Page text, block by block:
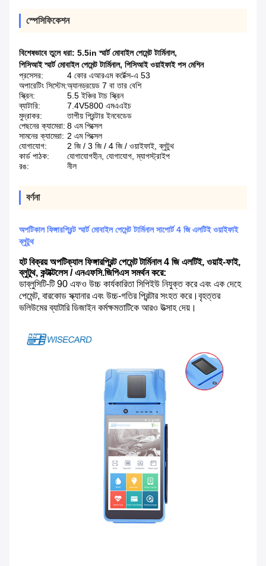
স্পেসিফিকেশন
বিশেষভাবে তুলে ধরা: 5.5in স্মার্ট মোবাইল পেমেন্ট টার্মিনাল,
পিসিআই স্মার্ট মোবাইল পেমেন্ট টার্মিনাল, পিসিআই ওয়াইফাই পস মেশিন
প্রসেসর:
4 কোর এআরএম কর্টেক্স-এ 53
অপারেটিং সিস্টেম:অ্যানড্রয়েড 7 বা তার বেশি
স্ক্রিন:
5.5 ইঞ্চির টাচ স্ক্রিন
ব্যাটারি:
7.4V5800 এমএএইচ
মুদ্রাকর:
তাপীয় প্রিন্টার ইনবেডেড
পেছনের ক্যামেরা: 8 এম পিক্সেল
সামনের ক্যামেরা: 2 এম পিক্সেল
যোগাযোগ:
2 জি / 3 জি / 4 জি / ওয়াইফাই, ব্লুটুথ
কার্ড পাঠক:
যোগাযোগহীন, যোগাযোগ, ম্যাগস্ট্রাইপ
রঙ:
নীল
বর্ণনা
অপটিকাল ফিঙ্গারপ্রিন্ট স্মার্ট মোবাইল পেমেন্ট টার্মিনাল সাপোর্ট 4 জি এলটিই ওয়াইফাই
ব্লুটুথ
হট বিক্রয় অপটিক্যাল ফিঙ্গারপ্রিন্ট পেমেন্ট টার্মিনাল 4 জি এলটিই, ওয়াই-ফাই,
ব্লুটুথ, কন্টাক্টলেস / এনএফসি.জিপিএস সমর্থন করে:
ডাব্লুসিটি-টি 90 এফও উচ্চ কার্যকারিতা সিপিইউ নিযুক্ত করে এবং এক দেহে
পেমেন্ট, বারকোড স্ক্যানার এবং উচ্চ-গতির প্রিন্টার সংহত করে।বৃহত্তর
ভলিউমের ব্যাটারি ডিজাইন কর্মক্ষমতাটিকে আরও উত্সাহ দেয়।